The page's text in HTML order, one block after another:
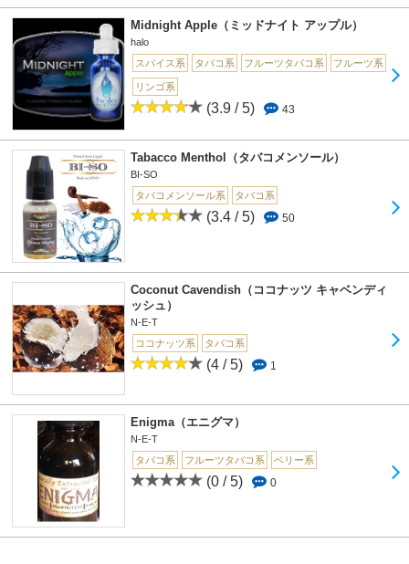
Midnight Apple（ミッドナイト アップル）
halo
スパイス系
タバコ系 フルーツタバコ系 フルーツ系
リンゴ系
(3.9 / 5) 43
Tabacco Menthol（タバコメンソール）
BI-SO
タバコメンソール系
タバコ系
(3.4 / 5) 50
Coconut Cavendish（ココナッツ キャベンディ
ッシュ）
N-E-T
ココナッツ系
タバコ系
(4 / 5) 1
Enigma（エニグマ）
N-E-T
タバコ系
フルーツタバコ系 ベリー系
(0 / 5) 0